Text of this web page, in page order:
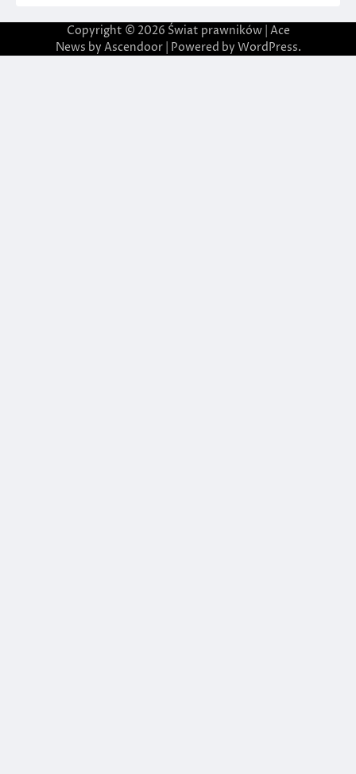
Copyright © 2026 Świat prawników| Ace
News by Ascendoor| Powered by WordPress.